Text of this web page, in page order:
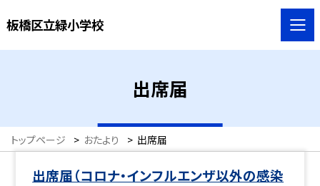
板橋区立緑小学校
出席届
トップページ > おたより > 出席届
出席届（コロナ・インフルエンザ以外の感染